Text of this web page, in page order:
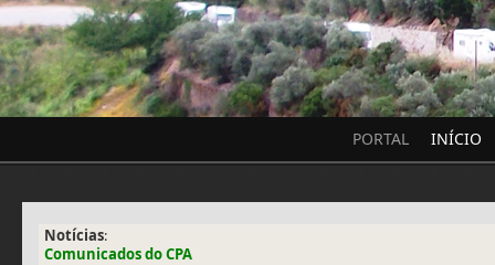
PORTAL INÍCIO
Notícias:
Comunicados do CPA